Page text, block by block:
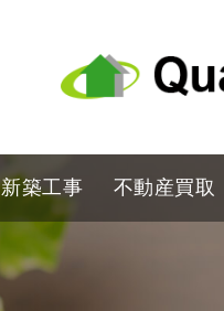
新築工事 不動産買取